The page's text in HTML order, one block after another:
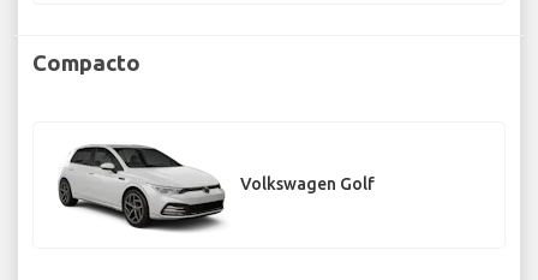
Compacto
Volkswagen Golf